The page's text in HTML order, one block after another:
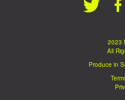
2023
All
Produce in